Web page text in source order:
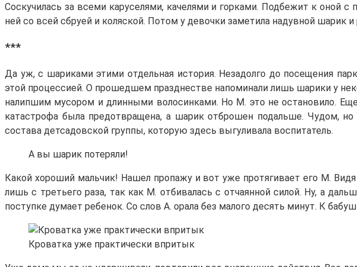
Соскучилась за всеми каруселями, качелями и горками. Подбежит к оной
ней со всей сбруей и коляской. Потом у девочки заметила надувной шарик
***
Да уж, с шариками этими отдельная история. Незадолго до посещения
этой процессией. О прошедшем празднестве напоминали лишь шарики у
налипшим мусором и длинными волосинками. Но М. это не остановило.
катастрофа была предотвращена, а шарик отброшен подальше. Чудом,
состава детсадовской группы, которую здесь выгуливала воспитатель.
А вы шарик потеряли!
Какой хороший мальчик! Нашел пропажу и вот уже протягивает его М.
лишь с третьего раза, так как М. отбивалась с отчаянной силой. Ну, а
поступке думает ребенок. Со слов А. орала без малого десять минут. К
Кроватка уже практически впритык